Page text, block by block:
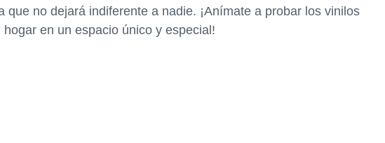
que no dejará indiferente a nadie. ¡Anímate a probar los vinilos
en un espacio único y especial!